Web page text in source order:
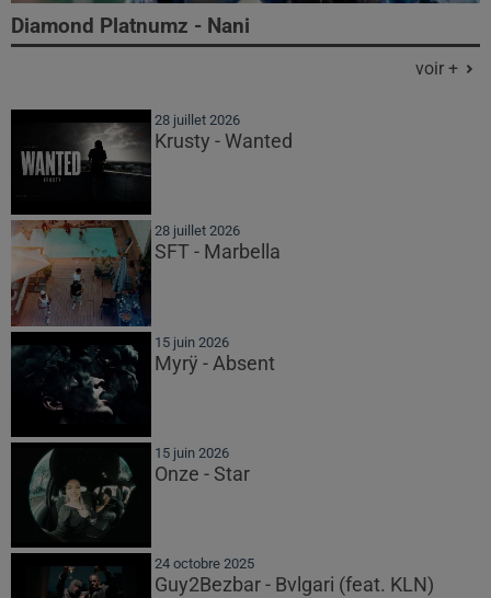
Diamond Platnumz - Nani
voir +
28 juillet 2026
Krusty - Wanted
28 juillet 2026
SFT - Marbella
15 juin 2026
Myrÿ - Absent
15 juin 2026
Onze - Star
24 octobre 2025
Guy2Bezbar - Bvlgari (feat. KLN)